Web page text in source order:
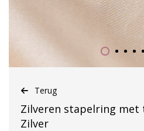
Terug
Zilveren stapelring met
Zilver